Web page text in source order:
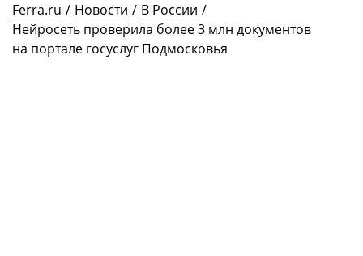
Ferra.ru / Новости / В России /
Нейросеть проверила более 3 млн документов
на портале госуслуг Подмосковья